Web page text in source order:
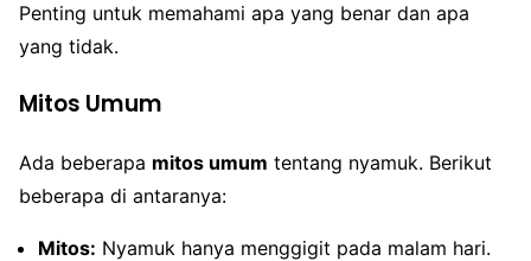
Penting untuk memahami apa yang benar dan apa
yang tidak.
Mitos Umum
Ada beberapa mitos umum tentang nyamuk. Berikut
beberapa di antaranya:
Mitos: Nyamuk hanya menggigit pada malam hari.